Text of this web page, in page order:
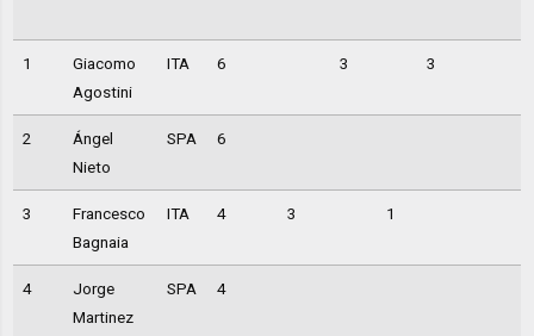
1
Giacomo
Agostini
ITA 6 3 3
2
Ángel
Nieto
SPA 6
3
Francesco
Bagnaia
ITA 4 3 1
4
Jorge
Martinez
SPA 4